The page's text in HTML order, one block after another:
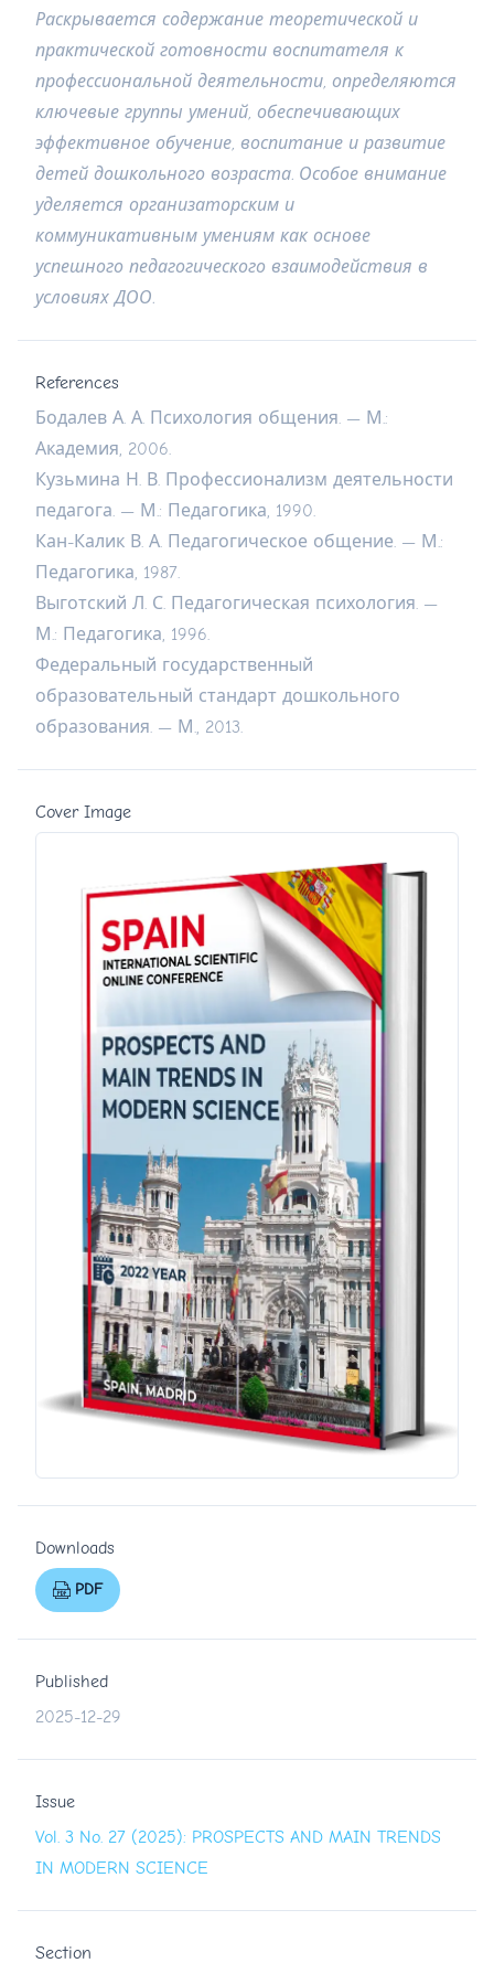
Раскрывается содержание теоретической и
практической готовности воспитателя к
профессиональной деятельности определяются
ключевые группы умений обеспечивающих
эффективное обучение воспитание и развитие
детей дошкольного возраста Особое внимание
уделяется организаторским и
коммуникативным умениям как основе
успешного педагогического взаимодействия в
условиях ДОО
References
Бодалев А. А. Психология общения. — М.:
Академия, 2006.
Кузьмина Н. В. Профессионализм деятельности
педагога. — М.: Педагогика, 1990.
Кан-Калик В. А. Педагогическое общение. — М.:
Педагогика, 1987.
Выготский Л. С. Педагогическая психология. —
М.: Педагогика, 1996.
Федеральный государственный
образовательный стандарт дошкольного
образования. — М., 2013.
Cover Image
Downloads
PDF
Published
2025-12-29
Issue
Vol. 3 No. 27 (2025): PROSPECTS AND MAIN TRENDS
IN MODERN SCIENCE
Section